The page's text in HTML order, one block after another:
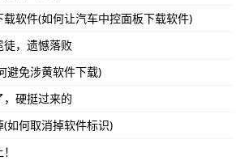
软件(如何让汽车中控面板下载软件)
徒，遗憾落败
避免涉黄软件下载)
硬挺过来的
如何取消掉软件标识)